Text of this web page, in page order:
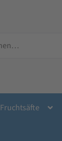
Fruchtsäfte